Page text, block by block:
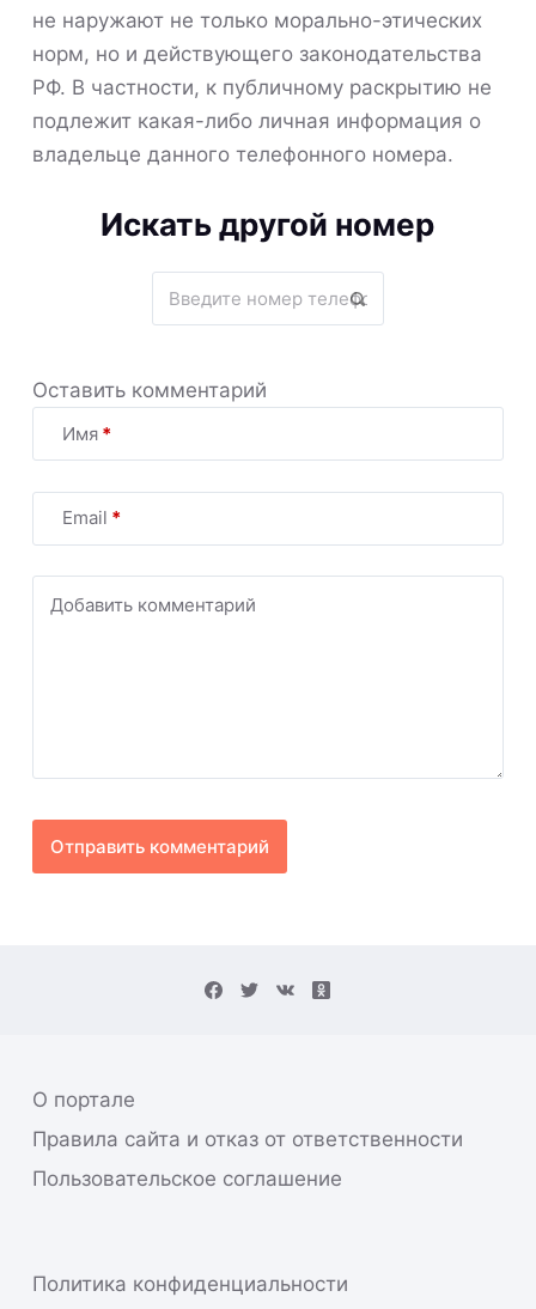
не наружают не только морально-этических
норм, но и действующего законодательства
РФ. В частности, к публичному раскрытию не
подлежит какая-либо личная информация о
владельце данного телефонного номера.
Искать другой номер
Оставить комментарий
Имя *
Email *
Добавить комментарий
Отправить комментарий
О портале
Правила сайта и отказ от ответственности
Пользовательское соглашение
Политика конфиденциальности